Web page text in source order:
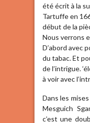
été écrit à la
Tartuffe en
début de la
Nous verrons
D’abord avec
du tabac. Et
de l’intrigue.
à voir avec
Dans les
Mesguich
c’est une